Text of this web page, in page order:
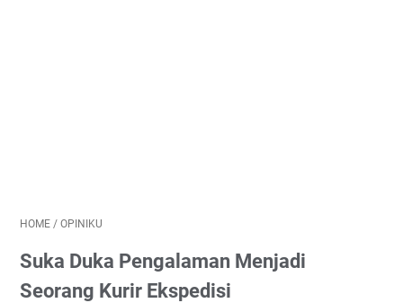
HOME / OPINIKU
Suka Duka Pengalaman Menjadi
Seorang Kurir Ekspedisi